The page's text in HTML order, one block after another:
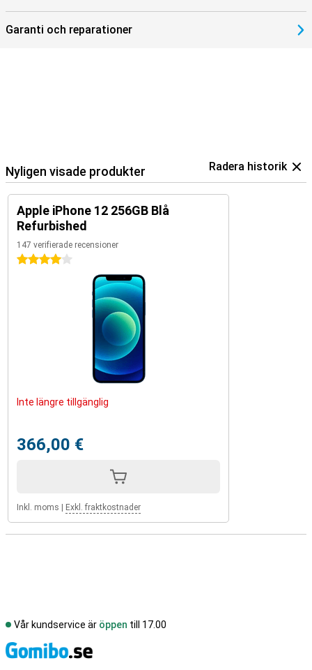
Garanti och reparationer
Nyligen visade produkter Radera historik
Apple iPhone 12 256GB Blå
Refurbished
147 verifierade recensioner
4 stjärnor
Inte längre tillgänglig
366,00 €
Inkl. moms Exkl. fraktkostnader
Vår kundservice är öppen till 17.00